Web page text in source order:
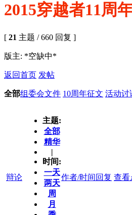
2015穿越者11周
[ 21 主题 / 660 回复 ]
版主: *空缺中*
返回首页 发帖
全部组委会文件 10周年征文 活动讨
辩论
主题:
全部
精华
|
时间:
一天
两天
周
月
作者/时间 回复 查看